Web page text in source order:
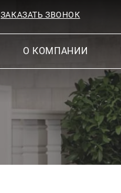
ЗАКАЗАТЬ ЗВОНОК
О КОМПАНИИ